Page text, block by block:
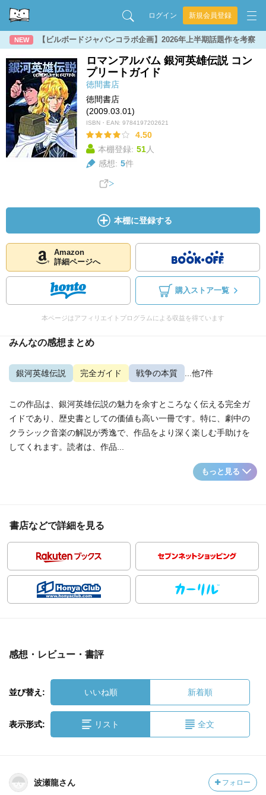
ログイン 新規会員登録
NEW 【ビルボードジャパンコラボ企画】2026年上半期話題作を考察
ロマンアルバム 銀河英雄伝説 コン
プリートガイド
徳間書店
徳間書店
(2009.03.01)
ISBN・EAN: 9784197202621
4.50
本棚登録: 51人
感想: 5件
本棚に登録する
Amazon
詳細ページへ
購入ストア一覧
本ページはアフィリエイトプログラムによる収益を得ています
みんなの感想まとめ
銀河英雄伝説 完全ガイド 戦争の本質 ...他7件
この作品は、銀河英雄伝説の魅力を余すところなく伝える完全ガ
イドであり、歴史書としての価値も高い一冊です。特に、劇中の
クラシック音楽の解説が秀逸で、作品をより深く楽しむ手助けを
してくれます。読者は、作品...
もっと見る
書店などで詳細を見る
感想・レビュー・書評
並び替え: いいね順 新着順
表示形式: リスト 全文
波瀬龍さん フォロー